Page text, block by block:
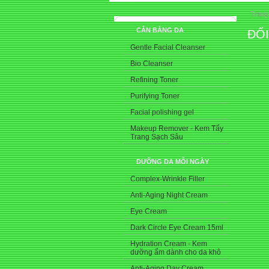
CÂN BẰNG DA
Gentle Facial Cleanser
Bio Cleanser
Refining Toner
Purifying Toner
Facial polishing gel
Makeup Remover - Kem Tẩy
Trang Sạch Sâu
DƯỠNG DA MỖI NGÀY
Complex-Wrinkle Filler
Anti-Aging Night Cream
Eye Cream
Dark Circle Eye Cream 15ml
Hydration Cream - Kem
dưỡng ẩm dành cho da khô
Trang